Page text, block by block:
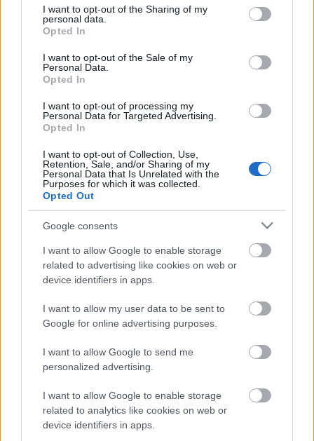
not limited to your visit or usage behaviour. You may click to
grant or deny consent to Google and its third-party tags to
use your data for below specified purposes in below Google
consent section.
I want to opt-out of the Sharing of my
personal data.
Opted In
I want to opt-out of the Sale of my
Personal Data.
Opted In
I want to opt-out of processing my
Personal Data for Targeted Advertising.
Opted In
I want to opt-out of Collection, Use,
Retention, Sale, and/or Sharing of my
Personal Data that Is Unrelated with the
Purposes for which it was collected.
Opted Out
Google consents
I want to allow Google to enable storage
related to advertising like cookies on web or
device identifiers in apps.
I want to allow my user data to be sent to
Google for online advertising purposes.
I want to allow Google to send me
personalized advertising.
I want to allow Google to enable storage
related to analytics like cookies on web or
device identifiers in apps.
A nemlétező, a Nincs, a Semmi igen régóta izgat,
foglalkoztat. Egy vaskos könyvemet építettem arra a
(előszó, lábjegyzetek, munkanapló, utószó stb.)
jelenítsek meg egy megíratlan kulcsregényt.
Szembesülés c. könyvemnek A Semmi apoteózisa
fejezetében…
•2014. május 08.
Már szinte meg is feledkeztem egy szerény piréz
Kárpátalja-versem. Ez egy online-performansznak a
révén jött létre, amely arra a fikcióra épült, hogy a
versemet vandálok megrongálták és olvashatatlanná
tették. Mindez nem…